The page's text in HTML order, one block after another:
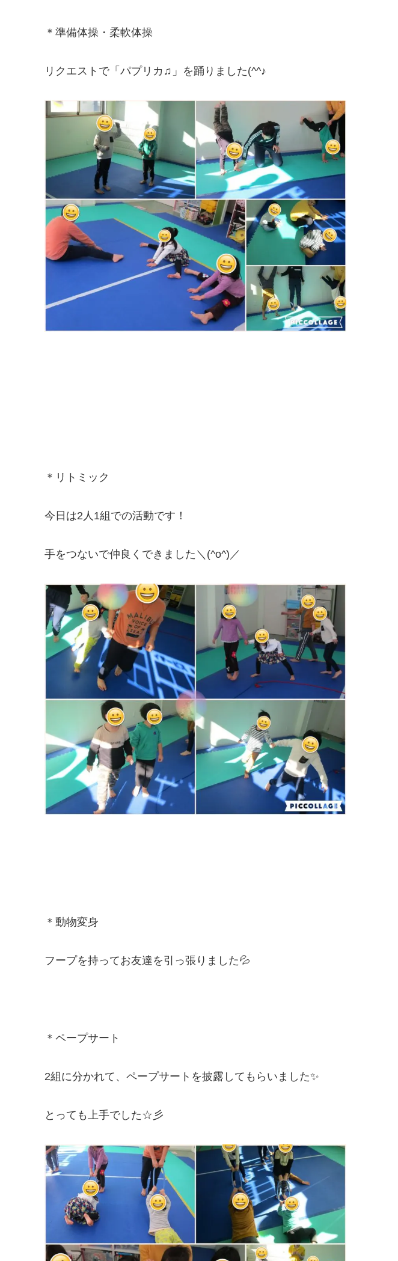
＊準備体操・柔軟体操
リクエストで「パプリカ♫」を踊りました(^^♪
＊リトミック
今日は2人1組での活動です！
手をつないで仲良くできました＼(^o^)／
＊動物変身
フープを持ってお友達を引っ張りました💦
＊ペープサート
2組に分かれて、ペープサートを披露してもらいました✨
とっても上手でした☆彡